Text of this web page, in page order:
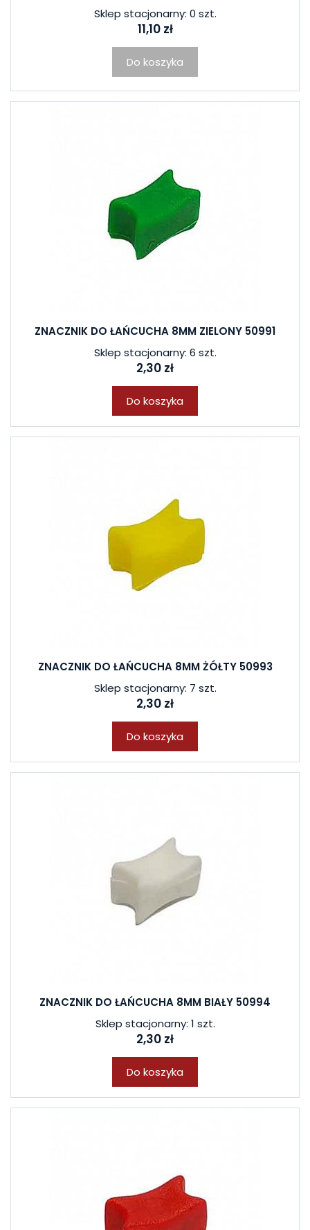
Sklep stacjonarny: 0 szt.
11,10 zł
Do koszyka
ZNACZNIK DO ŁAŃCUCHA 8MM ZIELONY 50991
Sklep stacjonarny: 6 szt.
2,30 zł
Do koszyka
ZNACZNIK DO ŁAŃCUCHA 8MM ŻÓŁTY 50993
Sklep stacjonarny: 7 szt.
2,30 zł
Do koszyka
ZNACZNIK DO ŁAŃCUCHA 8MM BIAŁY 50994
Sklep stacjonarny: 1 szt.
2,30 zł
Do koszyka